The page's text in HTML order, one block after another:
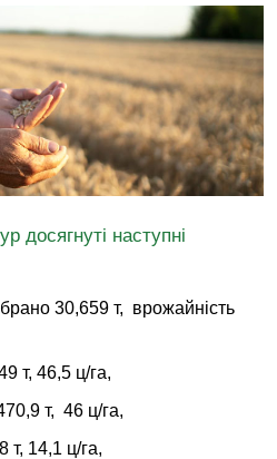
досягнуті наступні
30,659 т, врожайність
т, 46,5 ц/га,
т, 46 ц/га,
т, 14,1 ц/га,